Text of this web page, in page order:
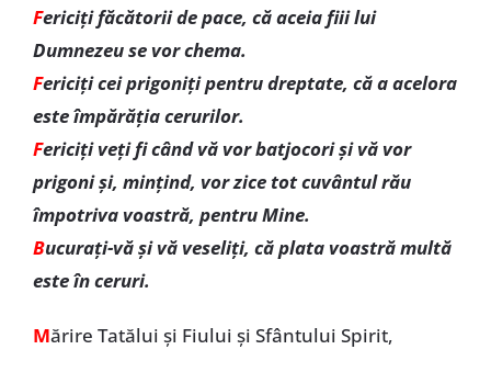
Fericiţi făcătorii de pace, că aceia fiii lui
Dumnezeu se vor chema.
Fericiţi cei prigoniţi pentru dreptate, că a acelora
este împărăţia cerurilor.
Fericiţi veți fi când vă vor batjocori şi vă vor
prigoni şi, minţind, vor zice tot cuvântul rău
împotriva voastră, pentru Mine.
Bucuraţi-vă şi vă veseliţi, că plata voastră multă
este în ceruri.
Mărire Tatălui și Fiului și Sfântului Spirit,